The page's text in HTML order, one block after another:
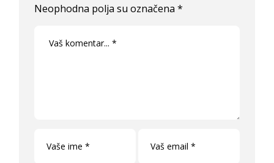
Neophodna polja su označena*